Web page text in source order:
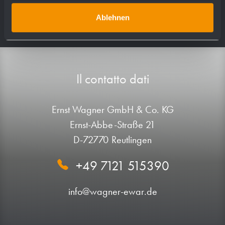
Ablehnen
Il contatto dati
Ernst Wagner GmbH & Co. KG
Ernst-Abbe-Straße 21
D-72770 Reutlingen
+49 7121 515390
info@wagner-ewar.de